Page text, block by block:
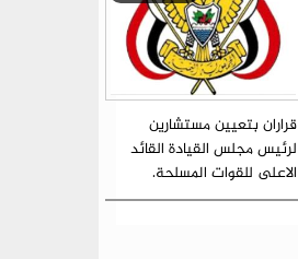
قراران بتعيين مستشارين
لرئيس مجلس القيادة القائد
الاعلى للقوات المسلحة.